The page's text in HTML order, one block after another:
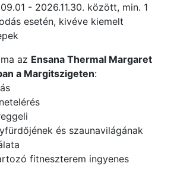
- 2026.11.30. között, min. 1
esetén, kivéve kiemelt
az Ensana Thermal Margaret
a Margitszigeten:
és szaunavilágának
fitneszterem ingyenes